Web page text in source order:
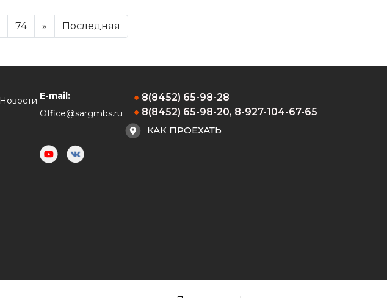
74 » Последняя
Новости E-mail:
Office@sargmbs.ru
8(8452) 65-98-28
8(8452) 65-98-20, 8-927-104-67-65
КАК ПРОЕХАТЬ